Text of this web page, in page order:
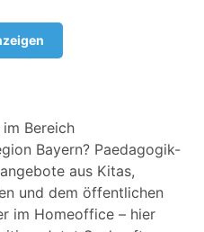
Bereich
Bayern? Paedagogik-
aus Kitas,
und dem öffentlichen
im Homeoffice – hier